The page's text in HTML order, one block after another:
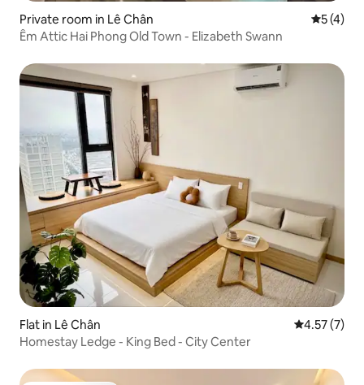
Private room in Lê Chân 5 out of
5 (4)
Êm Attic Hai Phong Old Town - Elizabeth Swann
Flat in Lê Chân 4.57 out of
4.57 (7)
Homestay Ledge - King Bed - City Center